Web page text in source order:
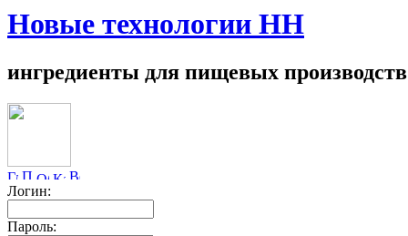
Новые технологии НН
ингредиенты для пищевых производств
Логин:
Пароль: